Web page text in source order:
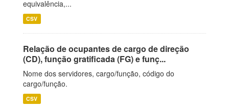
equivalência,...
CSV
Relação de ocupantes de cargo de direção
(CD), função gratificada (FG) e funç...
Nome dos servidores, cargo/função, código do
cargo/função.
CSV